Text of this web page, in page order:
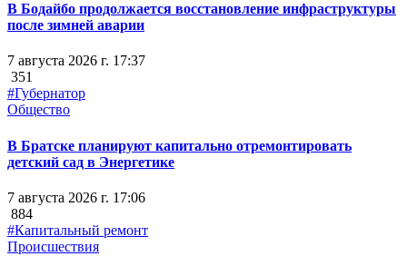
В Бодайбо продолжается восстановление инфраструктуры
после зимней аварии
7 августа 2026 г. 17:37
351
#Губернатор
Общество
В Братске планируют капитально отремонтировать
детский сад в Энергетике
7 августа 2026 г. 17:06
884
#Капитальный ремонт
Происшествия